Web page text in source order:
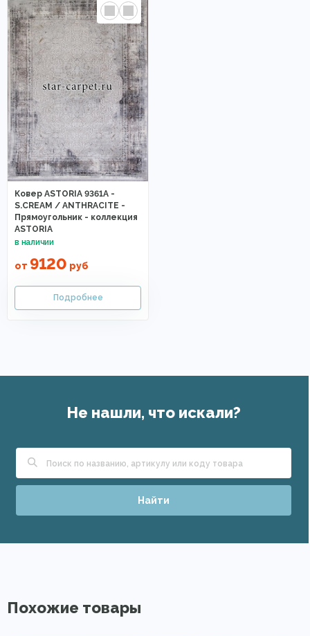
Ковер ASTORIA 9361A -
S.CREAM / ANTHRACITE -
Прямоугольник - коллекция
ASTORIA
от 9120 руб
Не нашли, что искали?
Найти
Похожие товары